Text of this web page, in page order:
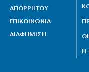
ΑΠΟΡΡΗΤΟΥ
ΕΠΙΚΟΙΝΩΝΙΑ
ΔΙΑΦΗΜΙΣΗ
Η